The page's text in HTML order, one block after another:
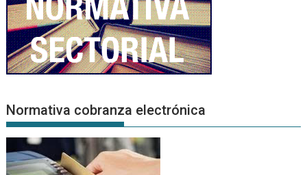
Normativa cobranza electrónica